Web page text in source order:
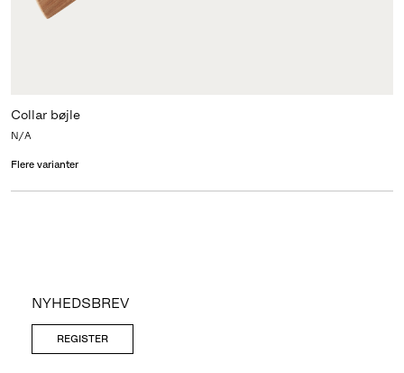
Collar bøjle
N/A
Flere varianter
NYHEDSBREV
REGISTER